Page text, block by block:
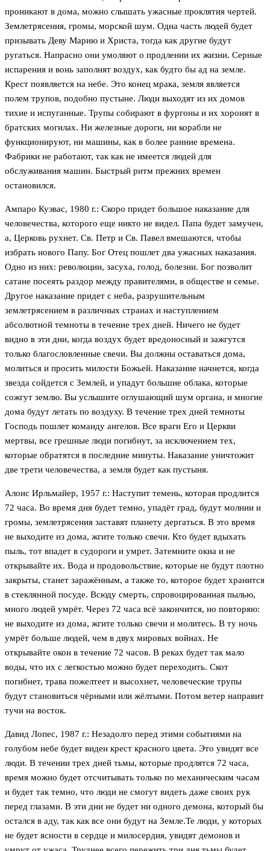
проникают в дома, можно слышать ужасные проклятия чертей.
Землетрясения, громы, морской шум. Одна часть людей будет
призывать Деву Марию и Христа, тогда как другие будут
ругаться. Напрасно они умоляют о продлении их жизни. Серные
испарения и вонь заполнят воздух, как будто бы ад на земле.
Крест появляется на небе. Это конец мрака, земля является
полем трупов, подобно пустыне. Люди выходят из их домов
тихие и испуганные. Трупы собирают в фургоны и их хоронят в
братских могилах. Ни железные дороги, ни корабли не
функционируют, ни машины, как в более ранние времена.
Фабрики не работают, так как не имеется людей для
обслуживания машин. Быстрый ритм прежних времен
остановился.
Ампаро Куэвас, 1980 г.: Скоро придет большое наказание для
человечества, которого еще никто не видел. Папа будет замучен,
а, Церковь рухнет. Св. Петр и Св. Павел вмешаются, чтобы
избрать нового Папу. Бог Отец пошлет два ужасных наказания.
Одно из них: революции, засуха, голод, болезни. Бог позволит
сатане посеять раздор между правителями, в обществе и семье.
Другое наказание придет с неба, разрушительным
землетрясением в различных странах и наступлением
абсолютной темноты в течение трех дней. Ничего не будет
видно в эти дни, когда воздух будет вредоносный и зажгутся
только благословленные свечи. Вы должны оставаться дома,
молиться и просить милости Божьей. Наказание начнется, когда
звезда сойдется с Землей, и упадут большие облака, которые
сожгут землю. Вы услышите оглушающий шум органа, и многие
дома будут летать по воздуху. В течение трех дней темноты
Господь пошлет команду ангелов. Все враги Его и Церкви
мертвы, все грешные люди погибнут, за исключением тех,
которые обратятся в последние минуты. Наказание уничтожит
две трети человечества, а земля будет как пустыня.
Алоис Ирльмайер, 1957 г.: Наступит темень, которая продлится
72 часа. Во время дня будет темно, упадёт град, будут молнии и
громы, землетрясения заставят планету дергаться. В это время
не выходите из дома, жгите только свечи. Кто будет вдыхать
пыль, тот впадет в судороги и умрет. Затемните окна и не
открывайте их. Вода и продовольствие, которые не будут плотно
закрыты, станет заражённым, а также то, которое будет хранится
в стеклянной посуде. Всюду смерть, спровоцированная пылью,
много людей умрёт. Через 72 часа всё закончится, но повторяю:
не выходите из дома, жгите только свечи и молитесь. В ту ночь
умрёт больше людей, чем в двух мировых войнах. Не
открывайте окон в течение 72 часов. В реках будет так мало
воды, что их с легкостью можно будет переходить. Скот
погибнет, трава пожелтеет и высохнет, человеческие трупы
будут становиться чёрными или жёлтыми. Потом ветер направит
тучи на восток.
Давид Лопес, 1987 г.: Незадолго перед этими событиями на
голубом небе будет виден крест красного цвета. Это увидят все
люди. В течении трех дней тьмы, которые продлятся 72 часа,
время можно будет отсчитывать только по механическим часам
и будет так темно, что люди не смогут видеть даже своих рук
перед глазами. В эти дни не будет ни одного демона, который бы
остался в аду, так как все они будут на Земле.Те люди, у которых
не будет ясности в сердце и милосердия, увидят демонов и